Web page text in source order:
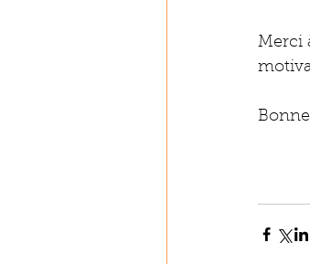
Merci